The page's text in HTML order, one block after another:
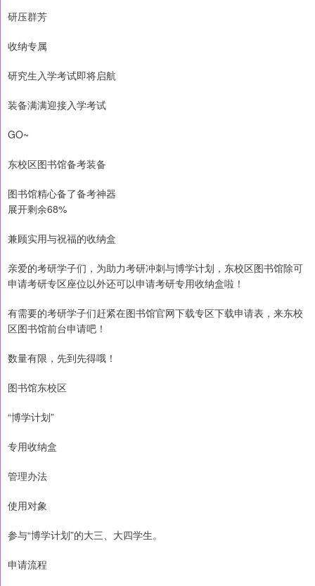
研压群芳
收纳专属
研究生入学考试即将启航
装备满满迎接入学考试
GO~
东校区图书馆备考装备
图书馆精心备了备考神器
展开剩余68%
兼顾实用与祝福的收纳盒
亲爱的考研学子们，为助力考研冲刺与博学计划，东校区图书馆除可
申请考研专区座位以外还可以申请考研专用收纳盒啦！
有需要的考研学子们赶紧在图书馆官网下载专区下载申请表，来东校
区图书馆前台申请吧！
数量有限，先到先得哦！
图书馆东校区
“博学计划”
专用收纳盒
管理办法
使用对象
参与“博学计划”的大三、大四学生。
申请流程